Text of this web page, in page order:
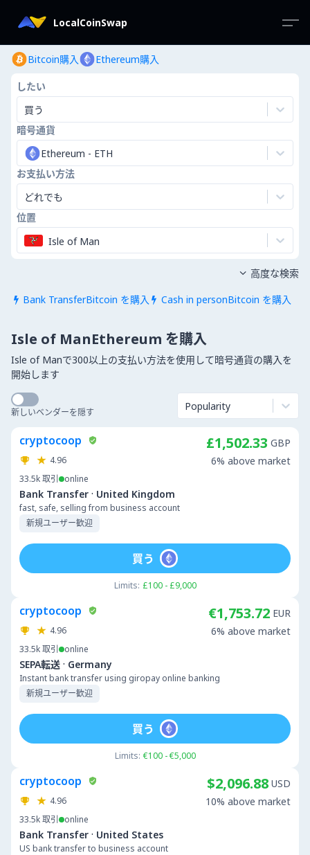
LocalCoinSwap
Bitcoin購入 Ethereum購入
したい
買う
暗号通貨
Ethereum - ETH
お支払い方法
どれでも
位置
Isle of Man
 Bank TransferBitcoin を購入  Cash in personBitcoin を購入
 高度な検索
Isle of ManEthereum を購入
Isle of Manで300以上の支払い方法を使用して暗号通貨の購入を
開始します
新しいベンダーを隠す Popularity
cryptocoop
4.96
33.5k取引 online
Bank Transfer · United Kingdom
fast, safe, selling from business account
新規ユーザー歓迎
£1,502.33 GBP
6% above market
Limits: £100 - £9,000
買う
cryptocoop
4.96
33.5k取引 online
SEPA転送 · Germany
Instant bank transfer using giropay online banking
新規ユーザー歓迎
€1,753.72 EUR
6% above market
Limits: €100 - €5,000
買う
cryptocoop
4.96
33.5k取引 online
Bank Transfer · United States
US bank transfer to business account
$2,096.88 USD
10% above market